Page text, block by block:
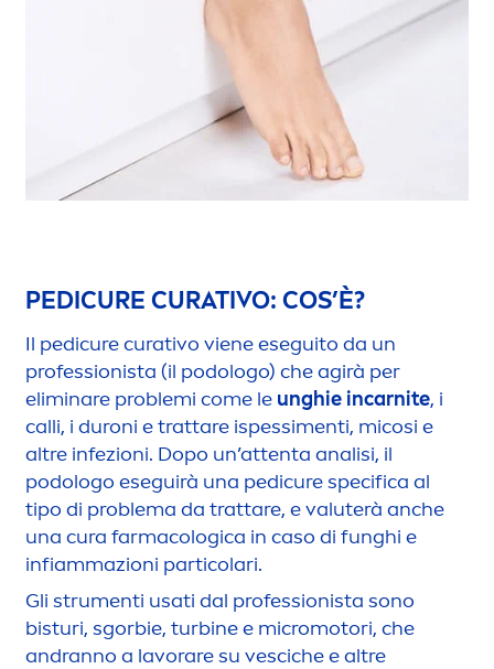
PEDICURE CURATIVO: COS’È?
Il pedicure curativo viene eseguito da un
professionista (il podologo) che agirà per
eliminare problemi come le unghie incarnite, i
calli, i duroni e trattare ispessimenti, micosi e
altre infezioni. Dopo un’attenta analisi, il
podologo eseguirà una pedicure specifica al
tipo di problema da trattare, e valuterà anche
una cura farmacologica in caso di funghi e
infiammazioni particolari.
Gli strumenti usati dal professionista sono
bisturi, sgorbie, turbine e micromotori, che
andranno a lavorare su vesciche e altre